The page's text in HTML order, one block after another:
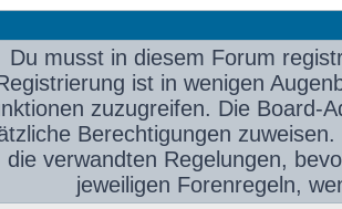
Du musst in diesem Forum
ist in wenigen
zuzugreifen. Die Board-
Berechtigungen
die verwandten Regelungen,
jeweiligen Forenregeln,